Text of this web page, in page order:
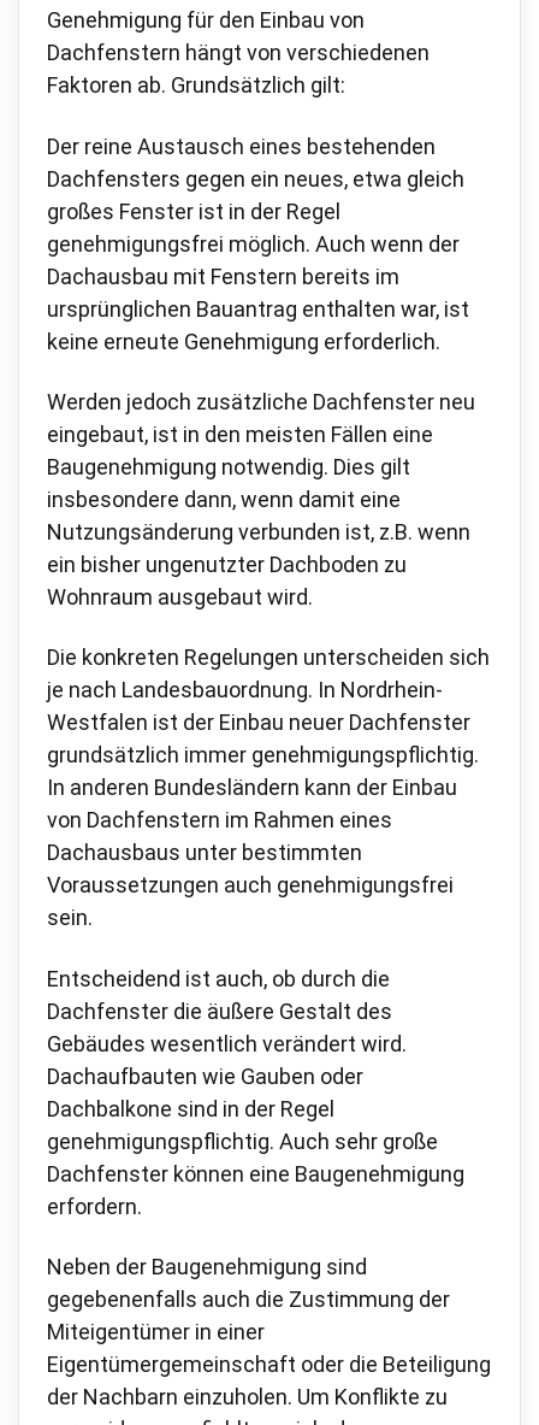
Genehmigung für den Einbau von
Dachfenstern hängt von verschiedenen
Faktoren ab. Grundsätzlich gilt:
Der reine Austausch eines bestehenden
Dachfensters gegen ein neues, etwa gleich
großes Fenster ist in der Regel
genehmigungsfrei möglich. Auch wenn der
Dachausbau mit Fenstern bereits im
ursprünglichen Bauantrag enthalten war, ist
keine erneute Genehmigung erforderlich.
Werden jedoch zusätzliche Dachfenster neu
eingebaut, ist in den meisten Fällen eine
Baugenehmigung notwendig. Dies gilt
insbesondere dann, wenn damit eine
Nutzungsänderung verbunden ist, z.B. wenn
ein bisher ungenutzter Dachboden zu
Wohnraum ausgebaut wird.
Die konkreten Regelungen unterscheiden sich
je nach Landesbauordnung. In Nordrhein-
Westfalen ist der Einbau neuer Dachfenster
grundsätzlich immer genehmigungspflichtig.
In anderen Bundesländern kann der Einbau
von Dachfenstern im Rahmen eines
Dachausbaus unter bestimmten
Voraussetzungen auch genehmigungsfrei
sein.
Entscheidend ist auch, ob durch die
Dachfenster die äußere Gestalt des
Gebäudes wesentlich verändert wird.
Dachaufbauten wie Gauben oder
Dachbalkone sind in der Regel
genehmigungspflichtig. Auch sehr große
Dachfenster können eine Baugenehmigung
erfordern.
Neben der Baugenehmigung sind
gegebenenfalls auch die Zustimmung der
Miteigentümer in einer
Eigentümergemeinschaft oder die Beteiligung
der Nachbarn einzuholen. Um Konflikte zu